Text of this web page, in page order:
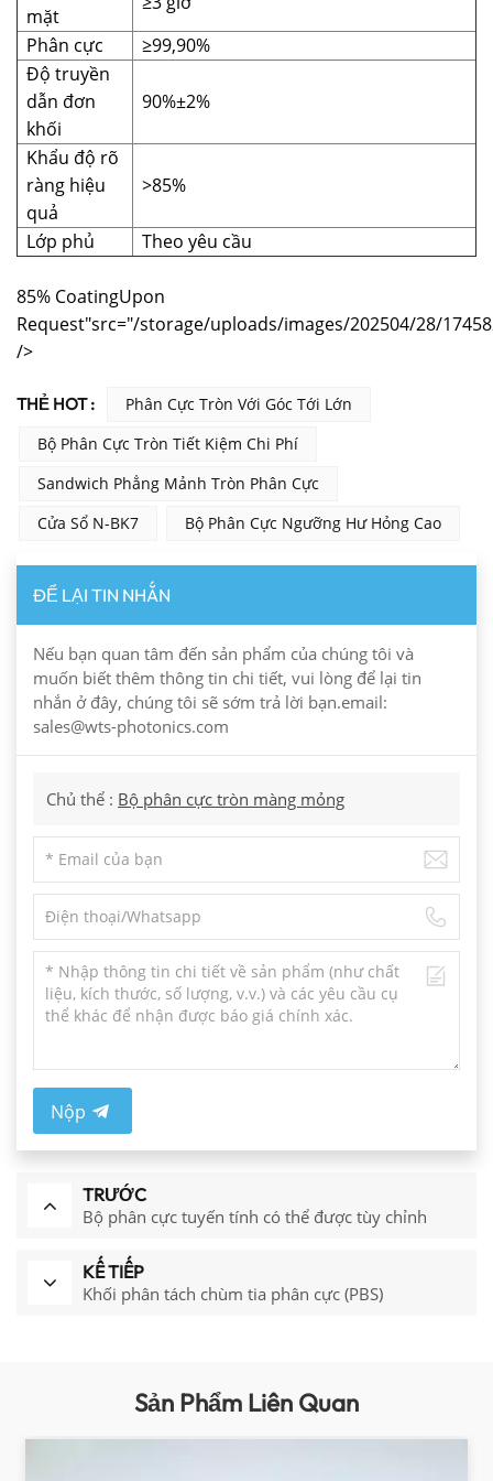
mặt
Phân cực
≥99,90%
Độ truyền
dẫn đơn
khối
90%±2%
Khẩu độ rõ
ràng hiệu
quả
>85%
Lớp phủ Theo yêu cầu
85% CoatingUpon
Request"src="/storage/uploads/images/202504/28/
/>
THẺ HOT :
Phân Cực Tròn Với Góc Tới Lớn
Bộ Phân Cực Tròn Tiết Kiệm Chi Phí
Sandwich Phẳng Mảnh Tròn Phân Cực
Cửa Sổ N-BK7
Bộ Phân Cực Ngưỡng Hư Hỏng Cao
ĐỂ LẠI TIN NHẮN
Nếu bạn quan tâm đến sản phẩm của chúng tôi và
muốn biết thêm thông tin chi tiết, vui lòng để lại tin
nhắn ở đây, chúng tôi sẽ sớm trả lời bạn.email:
sales@wts-photonics.com
Chủ thể : Bộ phân cực tròn màng mỏng
Nộp
TRƯỚC
Bộ phân cực tuyến tính có thể được tùy chỉnh
KẾ TIẾP
Khối phân tách chùm tia phân cực (PBS)
Sản Phẩm Liên Quan